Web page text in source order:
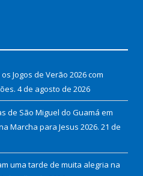
Jogos de Verão 2026 com
4 de agosto de 2026
de São Miguel do Guamá em
Marcha para Jesus 2026. 21 de
uma tarde de muita alegria na